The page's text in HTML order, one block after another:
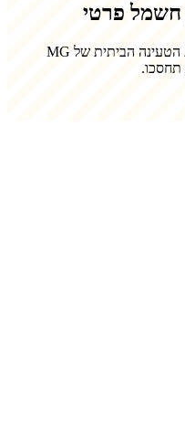
פרטי
הטעינה הביתית של MG